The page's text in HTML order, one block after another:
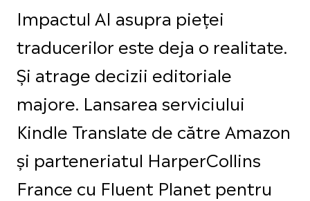
Impactul AI asupra pieței
traducerilor este deja o realitate.
Și atrage decizii editoriale
majore. Lansarea serviciului
Kindle Translate de către Amazon
și parteneriatul HarperCollins
France cu Fluent Planet pentru